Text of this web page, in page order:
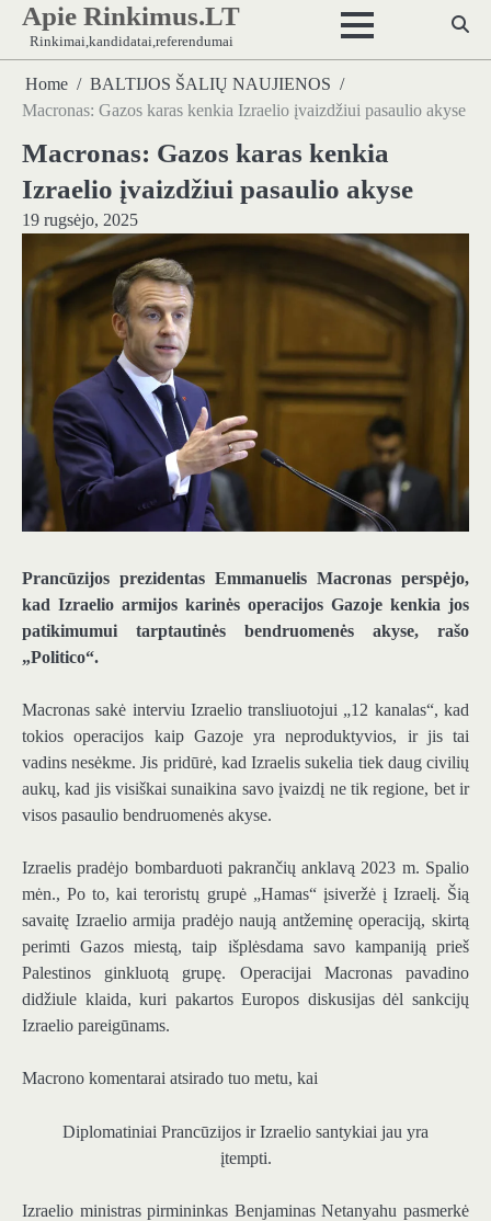
Skip
content
Apie Rinkimus.LT
Rinkimai,kandidatai,referendumai
Home
BALTIJOS ŠALIŲ NAUJIENOS
Macronas: Gazos karas kenkia Izraelio įvaizdžiui pasaulio akyse
Macronas: Gazos karas kenkia
Izraelio įvaizdžiui pasaulio akyse
19 rugsėjo, 2025
Prancūzijos prezidentas Emmanuelis Macronas perspėjo,
kad Izraelio armijos karinės operacijos Gazoje kenkia jos
patikimumui tarptautinės bendruomenės akyse, rašo
„Politico“.
Macronas sakė interviu Izraelio transliuotojui „12 kanalas“, kad
tokios operacijos kaip Gazoje yra neproduktyvios, ir jis tai
vadins nesėkme. Jis pridūrė, kad Izraelis sukelia tiek daug civilių
aukų, kad jis visiškai sunaikina savo įvaizdį ne tik regione, bet ir
visos pasaulio bendruomenės akyse.
Izraelis pradėjo bombarduoti pakrančių anklavą 2023 m. Spalio
mėn., Po to, kai teroristų grupė „Hamas“ įsiveržė į Izraelį. Šią
savaitę Izraelio armija pradėjo naują antžeminę operaciją, skirtą
perimti Gazos miestą, taip išplėsdama savo kampaniją prieš
Palestinos ginkluotą grupę. Operacijai Macronas pavadino
didžiule klaida, kuri pakartos Europos diskusijas dėl sankcijų
Izraelio pareigūnams.
Macrono komentarai atsirado tuo metu, kai
Diplomatiniai Prancūzijos ir Izraelio santykiai jau yra
įtempti.
Izraelio ministras pirmininkas Benjaminas Netanyahu pasmerkė